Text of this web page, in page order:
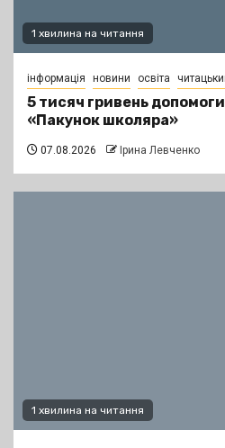
1 хвилина на читання
інформація новини освіта
5 тисяч гривень
«Пакунок школяра»
07.08.2026 Ірина Левченко
1 хвилина на читання